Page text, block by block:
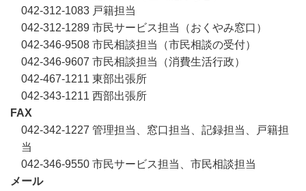
042-312-1083 戸籍担当
042-312-1289 市民サービス担当（おくやみ窓口）
042-346-9508 市民相談担当（市民相談の受付）
042-346-9607 市民相談担当（消費生活行政）
042-467-1211 東部出張所
042-343-1211 西部出張所
FAX
042-342-1227 管理担当、窓口担当、記録担当、戸籍担
当
042-346-9550 市民サービス担当、市民相談担当
メール